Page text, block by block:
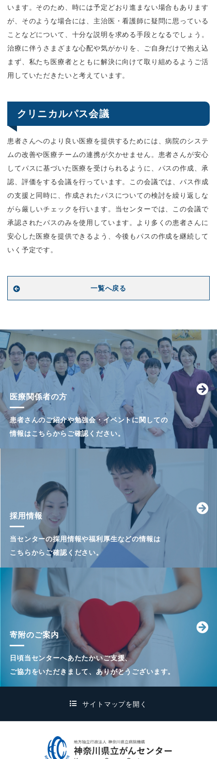
います。そのため、時には予定どおり進まない場合もあります
が、そのような場合には、主治医・看護師に疑問に思っている
ことなどについて、十分な説明を求める手段となるでしょう。
治療に伴うさまざまな心配や気がかりを、ご自身だけで抱え込
まず、私たち医療者とともに解決に向けて取り組めるようご活
用していただきたいと考えています。
クリニカルパス会議
患者さんへのより良い医療を提供するためには、病院のシステ
ムの改善や医療チームの連携が欠かせません。患者さんが安心
してパスに基づいた医療を受けられるように、パスの作成、承
認、評価をする会議を行っています。この会議では、パス作成
の支援と同時に、作成されたパスについての検討を繰り返しな
がら厳しいチェックを行います。当センターでは、この会議で
承認されたパスのみを使用しています。より多くの患者さんに
安心した医療を提供できるよう、今後もパスの作成を継続して
いく予定です。
一覧へ戻る
医療関係者の方
患者さんのご紹介や勉強会・イベントに関しての
情報はこちらからご確認ください。
採用情報
当センターの採用情報や福利厚生などの情報は
こちらからご確認ください。
寄附のご案内
日頃当センターへあたたかいご支援、
ご協力をいただきまして、ありがとうございます。
サイトマップを開く